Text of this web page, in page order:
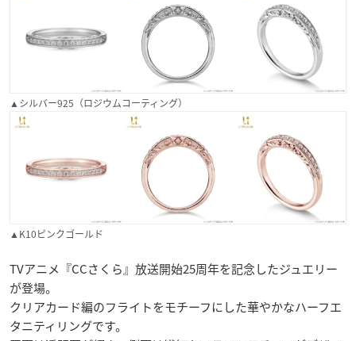
▲シルバー925（ロジウムコーティング）
▲K10ピンクゴールド
TVアニメ『CCさくら』放送開始25周年を記念したジュエリー
が登場。
クリアカード編のフライトをモチーフにした華やかなハーフエ
タニティリングです。